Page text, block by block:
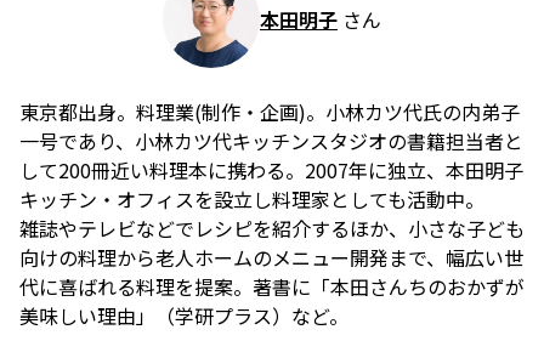
本田明子 さん
東京都出身。料理業(制作・企画)。小林カツ代氏の内弟子
一号であり、小林カツ代キッチンスタジオの書籍担当者と
して200冊近い料理本に携わる。2007年に独立、本田明子
キッチン・オフィスを設立し料理家としても活動中。
雑誌やテレビなどでレシピを紹介するほか、小さな子ども
向けの料理から老人ホームのメニュー開発まで、幅広い世
代に喜ばれる料理を提案。著書に「本田さんちのおかずが
美味しい理由」（学研プラス）など。